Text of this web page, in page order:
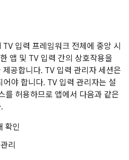
입력 프레임워크 전체에 중앙 시
앱 및 TV 입력 간의 상호작용을
공합니다. TV 입력 관리자 세션은
야 합니다. TV 입력 관리자는 설
를 허용하므로 앱에서 다음과 같은
확인
리